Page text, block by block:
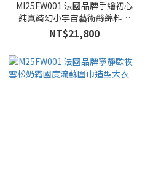
MI25FW001 法國品牌手繪初心
純真綺幻小宇宙藝術絲綿料洋
裝
NT$21,800